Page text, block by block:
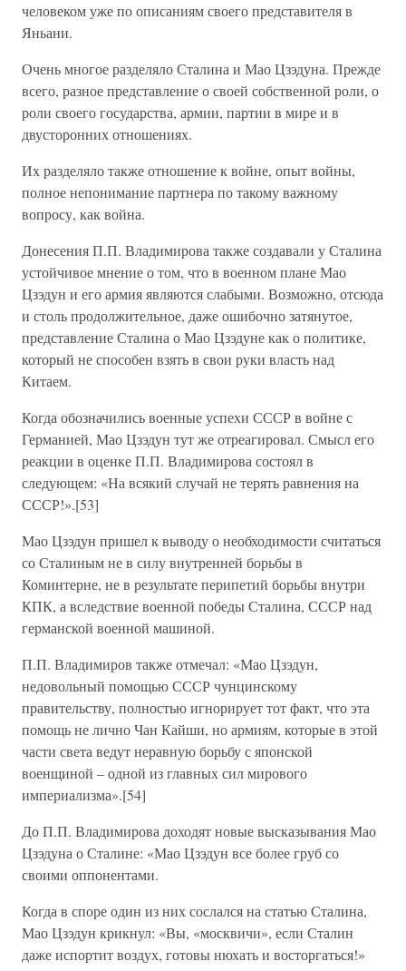
человеком уже по описаниям своего представителя в
Яньани.
Очень многое разделяло Сталина и Мао Цзэдуна. Прежде
всего, разное представление о своей собственной роли, о
роли своего государства, армии, партии в мире и в
двусторонних отношениях.
Их разделяло также отношение к войне, опыт войны,
полное непонимание партнера по такому важному
вопросу, как война.
Донесения П.П. Владимирова также создавали у Сталина
устойчивое мнение о том, что в военном плане Мао
Цзэдун и его армия являются слабыми. Возможно, отсюда
и столь продолжительное, даже ошибочно затянутое,
представление Сталина о Мао Цзэдуне как о политике,
который не способен взять в свои руки власть над
Китаем.
Когда обозначились военные успехи СССР в войне с
Германией, Мао Цзэдун тут же отреагировал. Смысл его
реакции в оценке П.П. Владимирова состоял в
следующем: «На всякий случай не терять равнения на
СССР!».[53]
Мао Цзэдун пришел к выводу о необходимости считаться
со Сталиным не в силу внутренней борьбы в
Коминтерне, не в результате перипетий борьбы внутри
КПК, а вследствие военной победы Сталина, СССР над
германской военной машиной.
П.П. Владимиров также отмечал: «Мао Цзэдун,
недовольный помощью СССР чунцинскому
правительству, полностью игнорирует тот факт, что эта
помощь не лично Чан Кайши, но армиям, которые в этой
части света ведут неравную борьбу с японской
военщиной – одной из главных сил мирового
империализма».[54]
До П.П. Владимирова доходят новые высказывания Мао
Цзэдуна о Сталине: «Мао Цзэдун все более груб со
своими оппонентами.
Когда в споре один из них сослался на статью Сталина,
Мао Цзэдун крикнул: «Вы, «москвичи», если Сталин
даже испортит воздух, готовы нюхать и восторгаться!»